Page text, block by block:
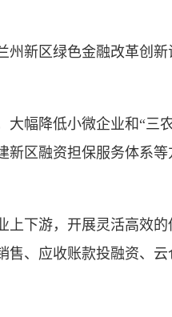
新区绿色金融改革创新
降低小微企业和“三
区融资担保服务体系
下游，开展灵活高效的
售、应收账款投融资、